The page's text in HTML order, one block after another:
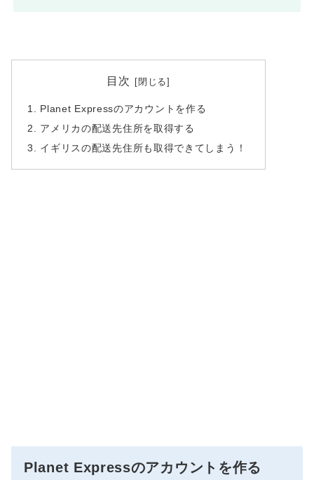
目次
Planet Expressのアカウントを作る
アメリカの配送先住所を取得する
イギリスの配送先住所も取得できてしまう！
Planet Expressのアカウントを作る